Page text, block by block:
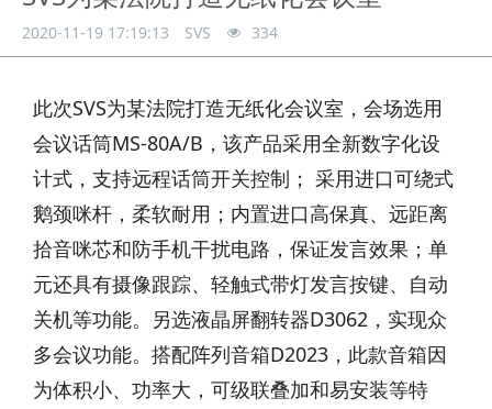
2020-11-19 17:19:13 SVS 334
此次SVS为某法院打造无纸化会议室，会场选用
会议话筒MS-80A/B，该产品采用全新数字化设
计式，支持远程话筒开关控制； 采用进口可绕式
鹅颈咪杆，柔软耐用；内置进口高保真、远距离
拾音咪芯和防手机干扰电路，保证发言效果；单
元还具有摄像跟踪、轻触式带灯发言按键、自动
关机等功能。另选液晶屏翻转器D3062，实现众
多会议功能。搭配阵列音箱D2023，此款音箱因
为体积小、功率大，可级联叠加和易安装等特